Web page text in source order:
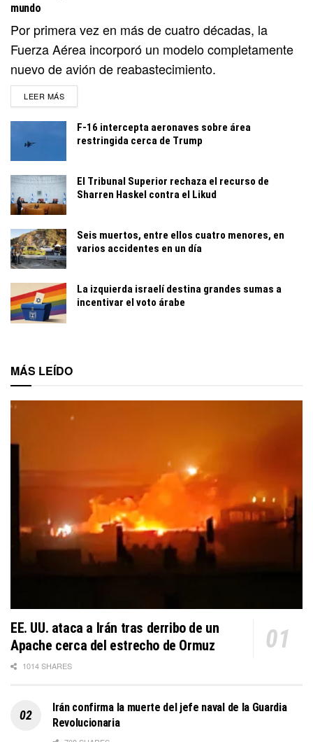
mundo
Por primera vez en más de cuatro décadas, la
Fuerza Aérea incorporó un modelo completamente
nuevo de avión de reabastecimiento.
LEER MÁSDETAILS
F-16 intercepta aeronaves sobre área
restringida cerca de Trump
El Tribunal Superior rechaza el recurso de
Sharren Haskel contra el Likud
Seis muertos, entre ellos cuatro menores, en
varios accidentes en un día
La izquierda israelí destina grandes sumas a
incentivar el voto árabe
MÁS LEÍDO
EE. UU. ataca a Irán tras derribo de un
Apache cerca del estrecho de Ormuz
1014 SHARES
Irán confirma la muerte del jefe naval de la Guardia
Revolucionaria